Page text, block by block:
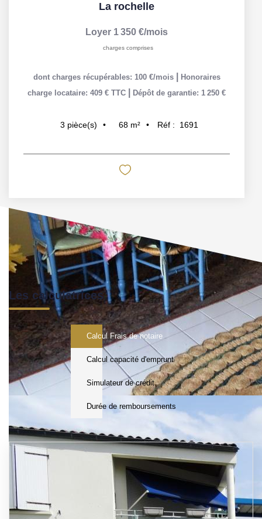
La rochelle
Loyer 1 350 €/mois
charges comprises
dont charges récupérables: 100 €/mois
Honoraires
charge locataire: 409 € TTC
Dépôt de garantie: 1 250 €
3 pièce(s) 68 m² Réf : 1691
Les calculatrices
Calcul Frais de notaire
Calcul capacité d'emprunt
Simulateur de crédit
Durée de remboursements